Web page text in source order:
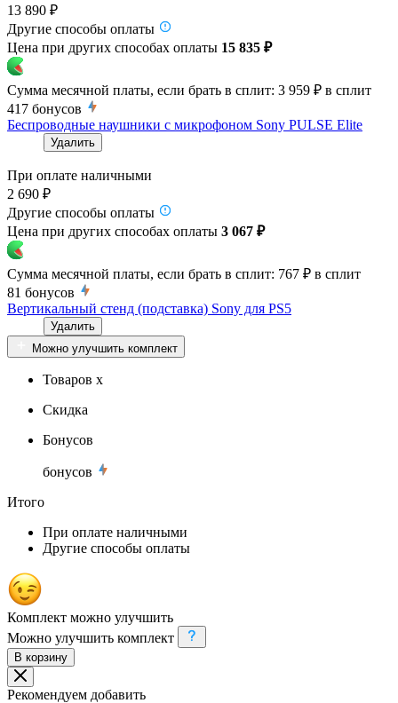
13 890 ₽
Другие способы оплаты
Цена при других способах оплаты 15 835 ₽
Сумма месячной платы, если брать в сплит: 3 959 ₽ в сплит
417 бонусов
Беспроводные наушники с микрофоном Sony PULSE Elite
Удалить
При оплате наличными
2 690 ₽
Другие способы оплаты
Цена при других способах оплаты 3 067 ₽
Сумма месячной платы, если брать в сплит: 767 ₽ в сплит
81 бонусов
Вертикальный стенд (подставка) Sony для PS5
Удалить
Можно улучшить комплект
Товаров x
Скидка
Бонусов
бонусов
Итого
При оплате наличными
Другие способы оплаты
Комплект можно улучшить
Можно улучшить комплект
В корзину
Рекомендуем добавить